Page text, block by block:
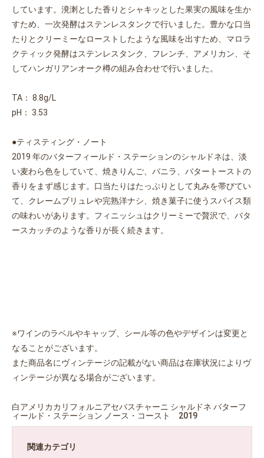
お買い物を続ける カートへ進む
しています。溌溂とした香りとシャキッとした果実の風味を生か
すため、一次発酵はステンレスタンクで行いました。豊かな口当
たりとクリーミーなローストしたような風味を出すため、マロラ
クティック発酵はステンレスタンク、フレンチ、アメリカン、そ
してハンガリアンオーク樽の組み合わせで行いました。
TA： 8.8g/L
pH： 3.53
●ティスティング・ノート
2019 年のバターフィールド・ステーションのシャルドネは、淡
い麦わら色をしていて、焼きりんご、バニラ、バタートーストの
香りをまず感じます。口当たりはたっぷりとして丸みを帯びてい
て、クレームブリュレや完熟洋ナシ、焼き菓子に使うスパイス類
の味わいがあります。フィニッシュはクリーミーで贅沢で、バタ
ースカッチのような香りが長く続きます。
※ワインのラベルやキャップ、シール等の色やデザインは変更と
なることがございます。
また商品名にヴィンテージの記載がない商品は在庫状況によりヴ
ィンテージが異なる場合がございます。
白アメリカカリフォルニアセバスチャーニ シャルドネ バターフ
ィールド・ステーション ノース・コースト 2019
関連カテゴリ